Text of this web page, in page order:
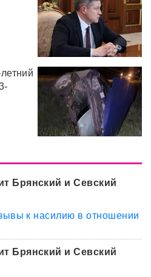
Брянский и Севский
к насилию в отношении
Брянский и Севский